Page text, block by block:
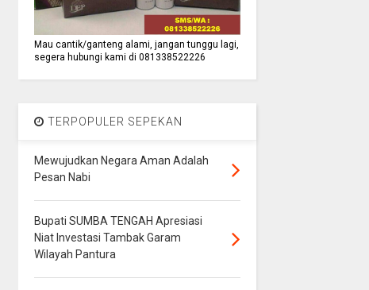
Mau cantik/ganteng alami, jangan tunggu lagi,
segera hubungi kami di 081338522226
TERPOPULER SEPEKAN
Mewujudkan Negara Aman Adalah
Pesan Nabi
Bupati SUMBA TENGAH Apresiasi
Niat Investasi Tambak Garam
Wilayah Pantura